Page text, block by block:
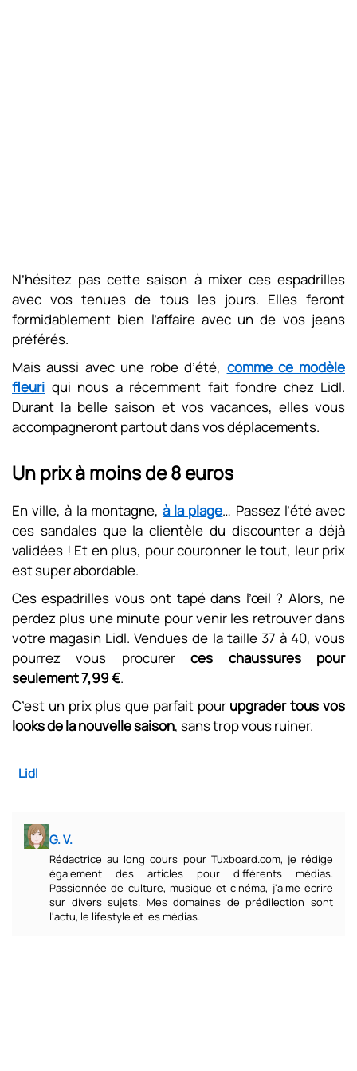
N’hésitez pas cette saison à mixer ces espadrilles
avec vos tenues de tous les jours. Elles feront
formidablement bien l’affaire avec un de vos jeans
préférés.
Mais aussi avec une robe d’été, comme ce modèle
fleuri qui nous a récemment fait fondre chez Lidl.
Durant la belle saison et vos vacances, elles vous
accompagneront partout dans vos déplacements.
Un prix à moins de 8 euros
En ville, à la montagne, à la plage… Passez l’été avec
ces sandales que la clientèle du discounter a déjà
validées ! Et en plus, pour couronner le tout, leur prix
est super abordable.
Ces espadrilles vous ont tapé dans l’œil ? Alors, ne
perdez plus une minute pour venir les retrouver dans
votre magasin Lidl. Vendues de la taille 37 à 40, vous
pourrez vous procurerces chaussures pour
seulement 7,99 €.
C’est un prix plus que parfait pour upgrader tous vos
looks de la nouvelle saison, sans trop vous ruiner.
Lidl
G. V.
Rédactrice au long cours pour Tuxboard.com, je rédige
également des articles pour différents médias.
Passionnée de culture, musique et cinéma, j'aime écrire
sur divers sujets. Mes domaines de prédilection sont
l'actu, le lifestyle et les médias.